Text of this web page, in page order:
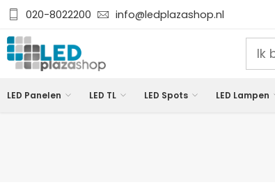
020-8022200 info@ledplazashop.nl
LED Panelen LED TL LED Spots LED Lampen